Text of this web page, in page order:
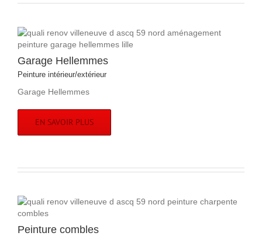
Garage Hellemmes
Peinture intérieur/extérieur
Garage Hellemmes
EN SAVOIR PLUS
Peinture combles